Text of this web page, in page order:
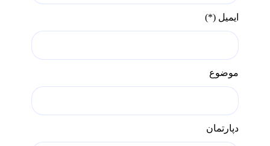
ایمیل (*)
موضوع
دپارتمان